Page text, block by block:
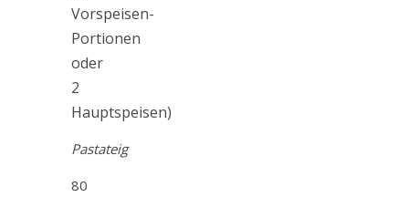
Vorspeisen-
Portionen
oder
2
Hauptspeisen)
Pastateig
80